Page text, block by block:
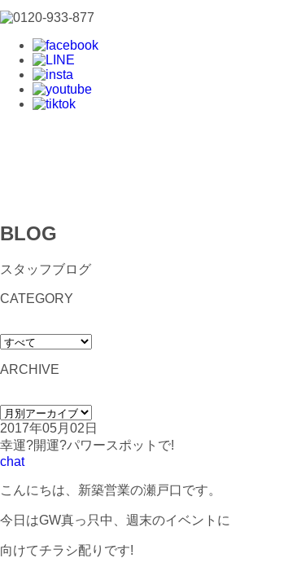
BLOG
スタッフブログ
CATEGORY
ARCHIVE
2017年05月02日
幸運?開運?パワースポットで!
chat
こんにちは、新築営業の瀬戸口です。
今日はGW真っ只中、週末のイベントに
向けてチラシ配りです!